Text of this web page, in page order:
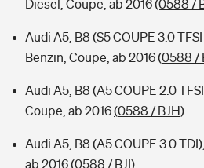
Diesel, Coupe, ab 2016(0588 /
Audi A5, B8 (S5 COUPE 3.0
Benzin, Coupe, ab 2016(0588 /
Audi A5, B8 (A5 COUPE 2.0
Coupe, ab 2016(0588 / BJH)
Audi A5, B8 (A5 COUPE 3.0
ab 2016(0588 / BJI)